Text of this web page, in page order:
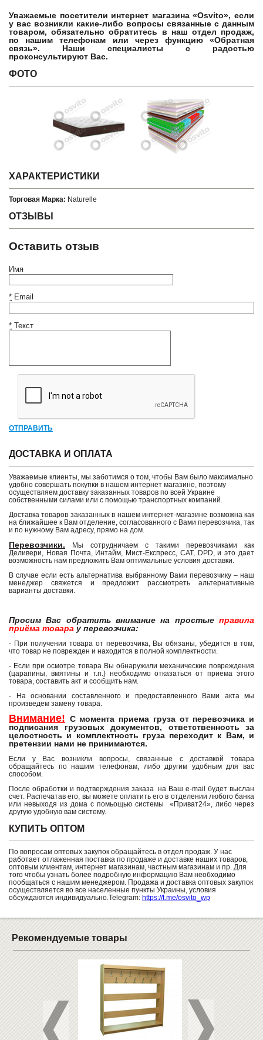
Уважаемые посетители интернет магазина «Osvito», если
у вас возникли какие-либо вопросы связанные с данным
товаром, обязательно обратитесь в наш отдел продаж,
по нашим телефонам или через функцию «Обратная
связь». Наши специалисты с радостью
проконсультируют Вас.
ФОТО
ХАРАКТЕРИСТИКИ
Торговая Марка: Naturelle
ОТЗЫВЫ
Оставить отзыв
Имя
* Email
* Текст
ОТПРАВИТЬ
ДОСТАВКА И ОПЛАТА
Уважаемые клиенты, мы заботимся о том, чтобы Вам было максимально
удобно совершать покупки в нашем интернет магазине, поэтому
осуществляем доставку заказанных товаров по всей Украине
собственными силами или с помощью транспортных компаний.
Доставка товаров заказанных в нашем интернет-магазине возможна как
на ближайшее к Вам отделение, согласованного с Вами перевозчика, так
и по нужному Вам адресу, прямо на дом.
Перевозчики. Мы сотрудничаем с такими перевозчиками как
Деливери, Новая Почта, Интайм, Мист-Експресс, САТ, DPD, и это дает
возможность нам предложить Вам оптимальные условия доставки.
В случае если есть альтернатива выбранному Вами перевозчику – наш
менеджер свяжется и предложит рассмотреть альтернативные
варианты доставки.
Просим Вас обратить внимание на простые правила
приёма товара у перевозчика:
- При получении товара от перевозчика, Вы обязаны, убедится в том,
что товар не поврежден и находится в полной комплектности.
- Если при осмотре товара Вы обнаружили механические повреждения
(царапины, вмятины и т.п.) необходимо отказаться от приема этого
товара, составить акт и сообщить нам.
- На основании составленного и предоставленного Вами акта мы
произведем замену товара.
Внимание! С момента приема груза от перевозчика и
подписания грузовых документов, ответственность за
целостность и комплектность груза переходит к Вам, и
претензии нами не принимаются.
Если у Вас возникли вопросы, связанные с доставкой товара
обращайтесь по нашим телефонам, либо другим удобным для вас
способом.
После обработки и подтверждения заказа на Ваш e-mail будет выслан
счет. Распечатав его, вы можете оплатить его в отделении любого банка
или невыходя из дома с помьощью системы «Приват24», либо через
другую удобную вам систему.
КУПИТЬ ОПТОМ
По вопросам оптовых закупок обращайтесь в отдел продаж. У нас
работает отлаженная поставка по продаже и доставке наших товаров,
оптовым клиентам, интернет магазинам, частным магазинам и пр. Для
того чтобы узнать более подробную информацию Вам необходимо
пообщаться с нашим менеджером. Продажа и доставка оптовых закупок
осуществляется во все населенные пункты Украины, условия
обсуждаются индивидуально.Telegram: https://t.me/osvito_wp
Рекомендуемые товары